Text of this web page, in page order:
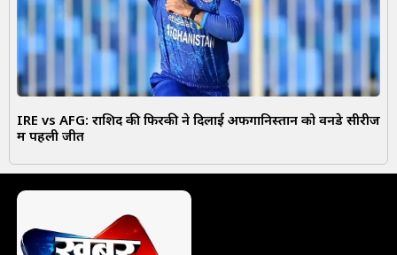
IRE vs AFG: राशिद की फिरकी ने दिलाई अफगानिस्तान को वनडे सीरीज
में पहली जीत